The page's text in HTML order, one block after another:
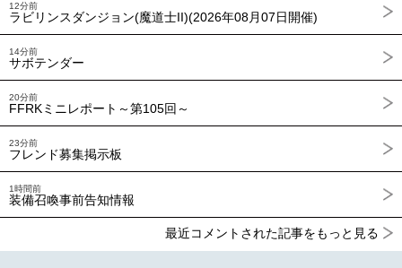
12分前
ラビリンスダンジョン(魔道士II)(2026年08月07日開催)
14分前
サボテンダー
20分前
FFRKミニレポート～第105回～
23分前
フレンド募集掲示板
1時間前
装備召喚事前告知情報
最近コメントされた記事をもっと見る